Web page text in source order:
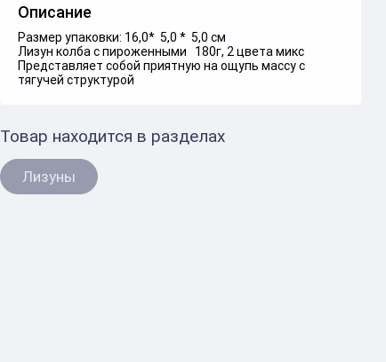
Описание
Размер упаковки: 16,0* 5,0 * 5,0 см
Лизун колба с пироженными 180г, 2 цвета микс
Представляет собой приятную на ощупь массу с
тягучей структурой
Товар находится в разделах
Лизуны